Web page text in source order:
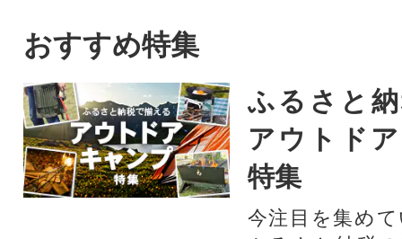
おすすめ特集
ふるさと
アウトド
特集
今注目を集め